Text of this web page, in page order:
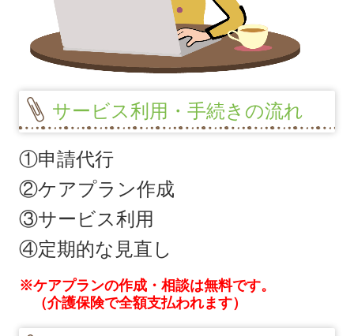
サービス利用・手続きの流れ
①申請代行
②ケアプラン作成
③サービス利用
④定期的な見直し
※ケアプランの作成・相談は無料です。
（介護保険で全額支払われます）